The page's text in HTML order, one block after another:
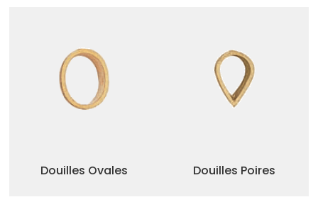
Douilles Ovales Douilles Poires